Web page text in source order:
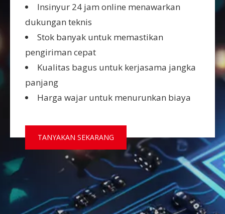
Insinyur 24 jam online menawarkan
dukungan teknis
Stok banyak untuk memastikan
pengiriman cepat
Kualitas bagus untuk kerjasama jangka
panjang
Harga wajar untuk menurunkan biaya
TANYAKAN SEKARANG